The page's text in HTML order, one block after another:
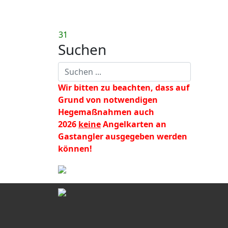
31
Suchen
Wir bitten zu beachten, dass auf
Grund von notwendigen
Hegemaßnahmen auch
2026 keineAngelkarten an
Gastangler ausgegeben werden
können!